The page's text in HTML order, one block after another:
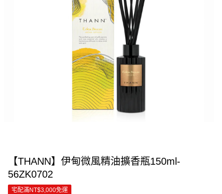
【THANN】伊甸微風精油擴香瓶150ml-
56ZK0702
宅配滿NT$3,000免運